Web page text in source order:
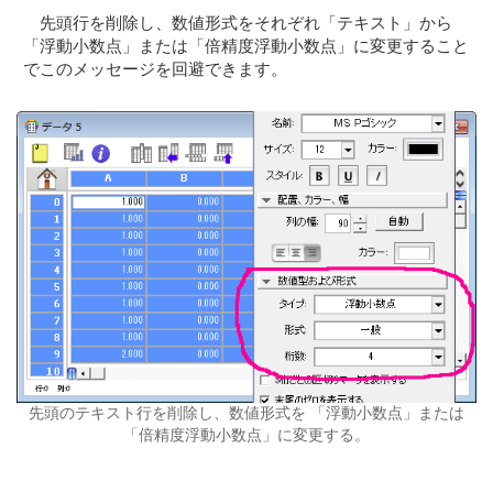
先頭行を削除し、数値形式をそれぞれ「テキスト」から
「浮動小数点」または「倍精度浮動小数点」に変更すること
でこのメッセージを回避できます。
先頭のテキスト行を削除し、数値形式を 「浮動小数点」または
「倍精度浮動小数点」に変更する。